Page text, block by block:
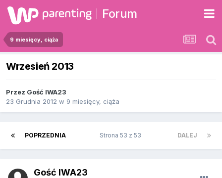
Forum
9 miesięcy, ciąża
Wrzesień 2013
Przez Gość IWA23
23 Grudnia 2012 w 9 miesięcy, ciąża
POPRZEDNIA DALEJ
Strona 53 z 53
Gość IWA23